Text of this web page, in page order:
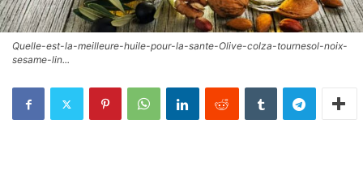
Quelle-est-la-meilleure-huile-pour-la-sante-Olive-colza-tournesol-noix-
sesame-lin...